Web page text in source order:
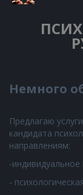
Немного
Предлагаю
кандидата
направлениям:
-
-